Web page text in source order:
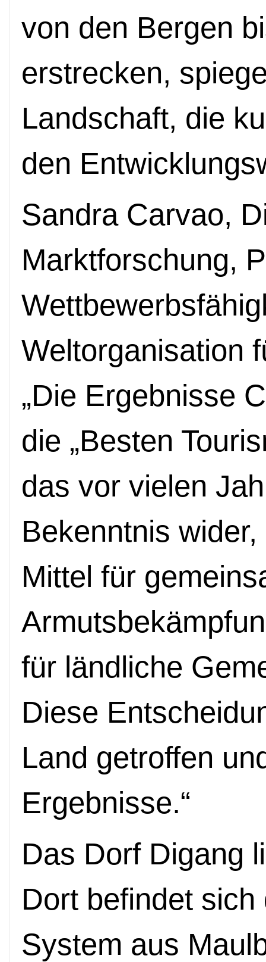
von den Bergen
erstrecken,
Landschaft, die
den
Sandra Carvao,
Marktforschung,
Weltorganisation
„Die Ergebnisse
die „Besten
das vor vielen
Bekenntnis
Mittel für
für ländliche
Diese
Land getroffen
Ergebnisse.“
Das Dorf Digang
Dort befindet
System aus